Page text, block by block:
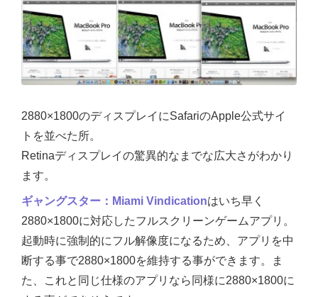
2880×1800のディスプレイにSafariのApple公式サイ
トを並べた所。
Retinaディスプレイの驚異的なまでな広大さがわかり
ます。
ギャングスター：Miami Vindicationはいち早く
2880×1800に対応したフルスクリーンゲームアプリ。
起動時に強制的にフル解像度になるため、アプリを中
断する事で2880×1800を維持する事ができます。ま
た、これと同じ仕様のアプリなら同様に2880×1800に